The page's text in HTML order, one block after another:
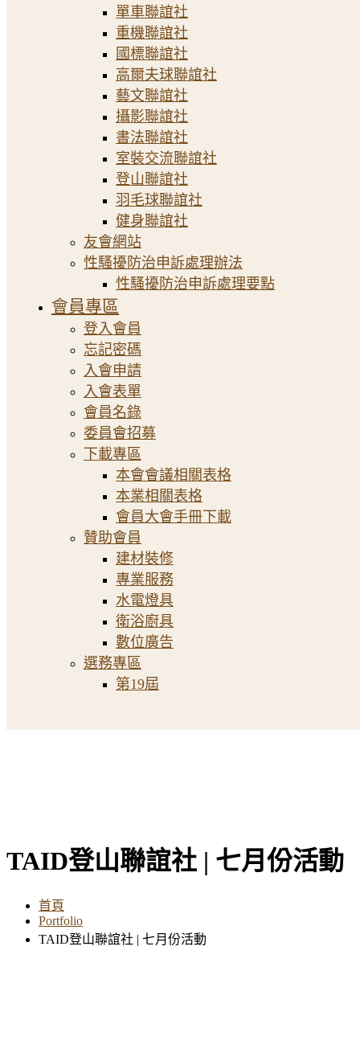
單車聯誼社
重機聯誼社
國標聯誼社
高爾夫球聯誼社
藝文聯誼社
攝影聯誼社
書法聯誼社
室裝交流聯誼社
登山聯誼社
羽毛球聯誼社
健身聯誼社
友會網站
性騷擾防治申訴處理辦法
性騷擾防治申訴處理要點
會員專區
登入會員
忘記密碼
入會申請
入會表單
會員名錄
委員會招募
下載專區
本會會議相關表格
本業相關表格
會員大會手冊下載
贊助會員
建材裝修
專業服務
水電燈具
衛浴廚具
數位廣告
選務專區
第19屆
TAID登山聯誼社 | 七月份活動
首頁
Portfolio
TAID登山聯誼社 | 七月份活動